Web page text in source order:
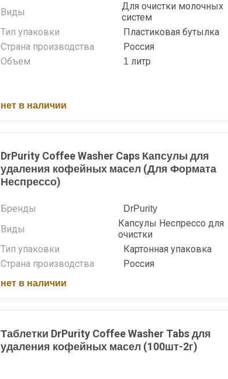
Виды
Для очистки молочных
систем
Тип упаковки
Пластиковая бутылка
Страна производства
Россия
Объем
1 литр
нет в наличии
DrPurity Coffee Washer Caps Капсулы для
удаления кофейных масел (Для Формата
Неспрессо)
Бренды
DrPurity
Виды
Капсулы Неспрессо для
очистки
Тип упаковки
Картонная упаковка
Страна производства
Россия
нет в наличии
Таблетки DrPurity Coffee Washer Tabs для
удаления кофейных масел (100шт-2г)